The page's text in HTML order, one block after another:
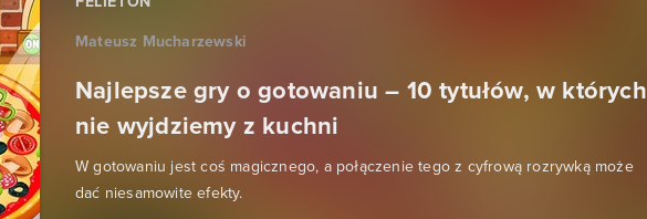
Mateusz Mucharzewski
Najlepsze gry o gotowaniu – 10 tytułów, w których
nie wyjdziemy z kuchni
W gotowaniu jest coś magicznego, a połączenie tego z cyfrową rozrywką może
dać niesamowite efekty.